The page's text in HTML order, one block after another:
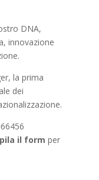
DNA,
innovazione
la prima
dei
il form per